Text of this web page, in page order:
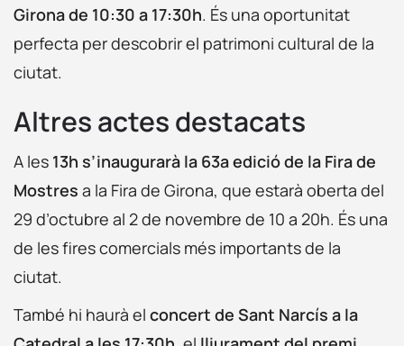
Girona de 10:30 a 17:30h. És una oportunitat
perfecta per descobrir el patrimoni cultural de la
ciutat.
Altres actes destacats
A les 13h s’inaugurarà la 63a edició de la Fira de
Mostres a la Fira de Girona, que estarà oberta del
29 d’octubre al 2 de novembre de 10 a 20h. És una
de les fires comercials més importants de la
ciutat.
També hi haurà el concert de Sant Narcís a la